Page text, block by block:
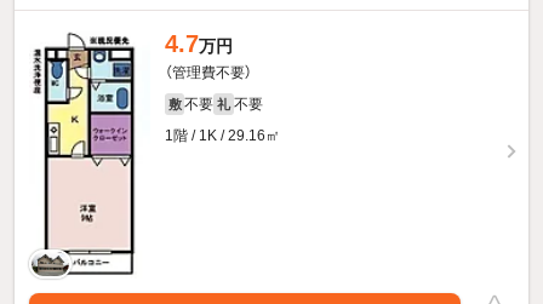
4.7万円
（管理費不要）
敷 不要 礼 不要
1階 / 1K / 29.16㎡